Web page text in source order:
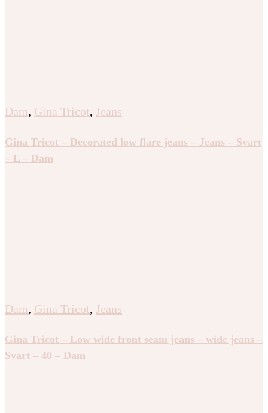
Dam, Gina Tricot, Jeans
Gina Tricot – Decorated low flare jeans – Jeans – Svart
– L – Dam
Dam, Gina Tricot, Jeans
Gina Tricot – Low wide front seam jeans – wide jeans –
Svart – 40 – Dam